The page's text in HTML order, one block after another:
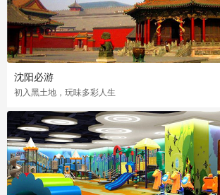
沈阳必游
初入黑土地，玩味多彩人生